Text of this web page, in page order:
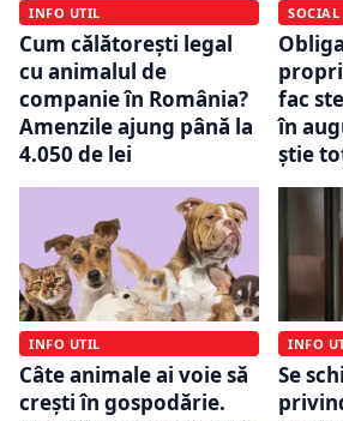
INFO UTIL
Cum călătorești legal
cu animalul de
companie în România?
Amenzile ajung până la
4.050 de lei
SOCIAL
fac
în
știe
INFO UTIL
Câte animale ai voie să
crești în gospodărie.
INFO
Se